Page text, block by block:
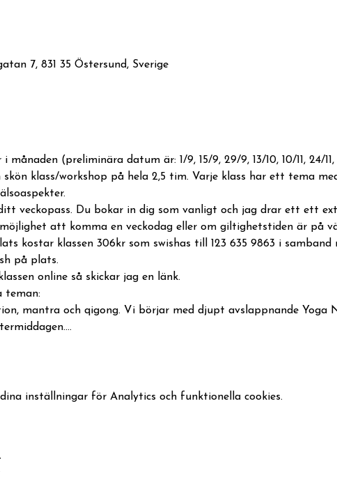
7, 831 35 Östersund, Sverige
(preliminära datum är: 1/9, 15/9, 29/9, 13/10, 10/11, 24/
klass/workshop på hela 2,5 tim. Varje klass har ett tema
veckopass. Du bokar in dig som vanligt och jag drar ett ett
att komma en veckodag eller om giltighetstiden är på
kostar klassen 306kr som swishas till 123 635 9863 i samband
på plats.
online så skickar jag en länk.
teman:
mantra och qigong. Vi börjar med djupt avslappnande Yoga
inställningar för Analytics och funktionella cookies.